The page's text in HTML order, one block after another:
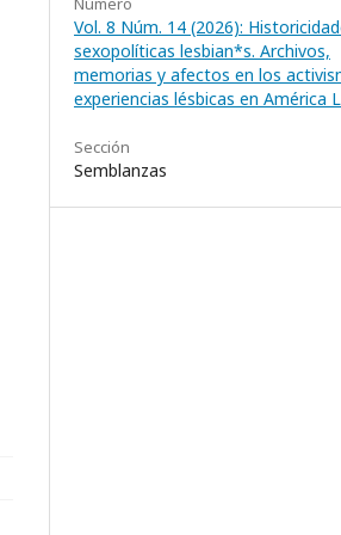
Vol. 8 Núm. 14 (2026):
sexopolíticas lesbian*s. Archivos,
memorias y afectos en los
experiencias lésbicas en América
Sección
Semblanzas